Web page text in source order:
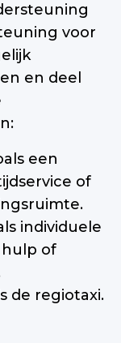
voor
en deel
een
of
individuele
hulp of
de regiotaxi.